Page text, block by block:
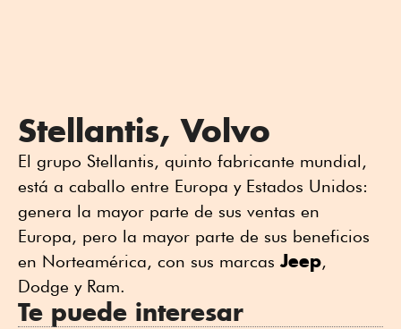
Stellantis, Volvo
El grupo Stellantis, quinto fabricante mundial,
está a caballo entre Europa y Estados Unidos:
genera la mayor parte de sus ventas en
Europa, pero la mayor parte de sus beneficios
en Norteamérica, con sus marcas Jeep,
Dodge y Ram.
Te puede interesar